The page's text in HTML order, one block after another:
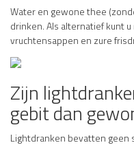
Water en gewone thee
drinken. Als alternatief kunt
vruchtensappen en zure
Zijn
gebit dan
Lightdranken bevatten geen